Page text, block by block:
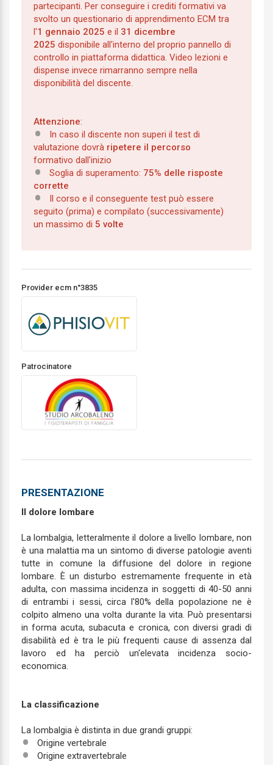
partecipanti. Per conseguire i crediti formativi va
svolto un questionario di apprendimento ECM tra
l'1 gennaio 2025 e il 31 dicembre
2025 disponibile all'interno del proprio pannello di
controllo in piattaforma didattica. Video lezioni e
dispense invece rimarranno sempre nella
disponibilità del discente.
Attenzione:
In caso il discente non superi il test di
valutazione dovrà ripetere il percorso
formativo dall'inizio
Soglia di superamento: 75% delle risposte
corrette
Il corso e il conseguente test può essere
seguito (prima) e compilato (successivamente)
un massimo di 5 volte
Provider ecm n°3835
Patrocinatore
PRESENTAZIONE
Il dolore lombare
La lombalgia, letteralmente il dolore a livello lombare, non
è una malattia ma un sintomo di diverse patologie aventi
tutte in comune la diffusione del dolore in regione
lombare. È un disturbo estremamente frequente in età
adulta, con massima incidenza in soggetti di 40-50 anni
di entrambi i sessi, circa l'80% della popolazione ne è
colpito almeno una volta durante la vita. Può presentarsi
in forma acuta, subacuta e cronica, con diversi gradi di
disabilità ed è tra le più frequenti cause di assenza dal
lavoro ed ha perciò un'elevata incidenza socio-
economica.
La classificazione
La lombalgia è distinta in due grandi gruppi:
Origine vertebrale
Origine extravertebrale